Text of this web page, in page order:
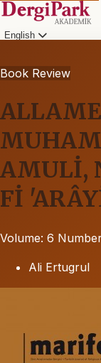
English
Book Review
AMULİ,
Fİ
Volume: 6
Ali Ertugrul